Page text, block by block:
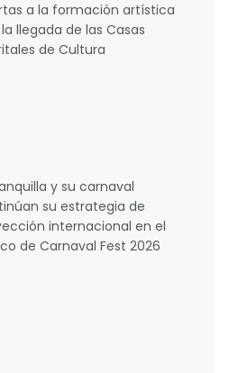
a la formación artística
llegada de las Casas
de Cultura
y su carnaval
su estrategia de
internacional en el
de Carnaval Fest 2026